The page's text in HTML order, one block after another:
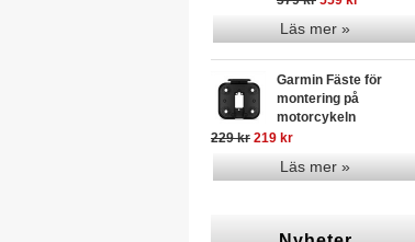
Läs mer »
Garmin Fäste för
montering på
motorcykeln
229 kr 219 kr
Läs mer »